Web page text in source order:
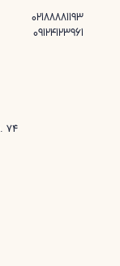
02188881193
09124123961
74